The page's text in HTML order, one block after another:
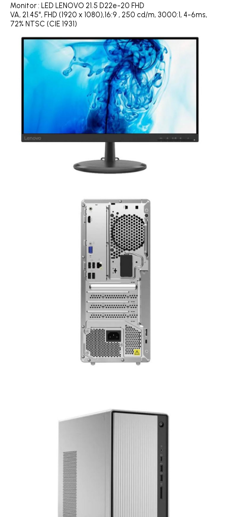
Monitor : LED LENOVO 21.5 D22e-20 FHD
VA, 21.45", FHD (1920 x 1080),16:9 , 250 cd/m, 3000:1, 4-6ms,
72% NTSC (CIE 1931)